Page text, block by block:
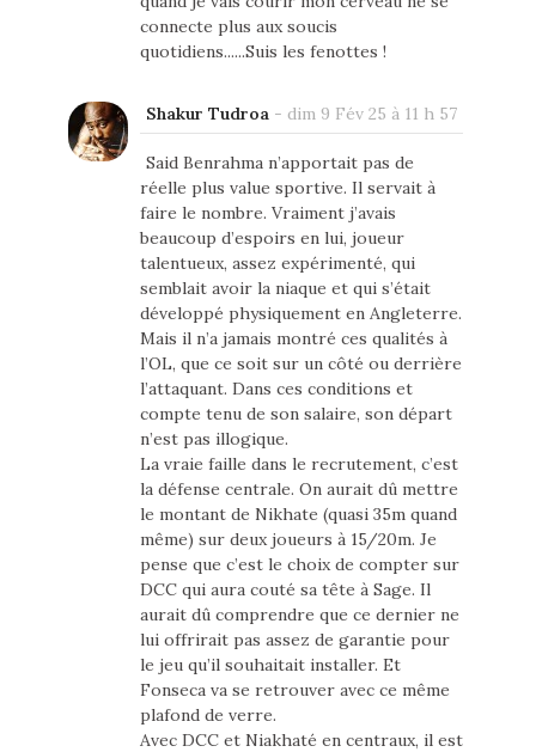
connecte plus aux soucis
quotidiens......Suis les fenottes !
Shakur Tudroa - dim 9 Fév 25 à 11 h 57
Said Benrahma n’apportait pas de
réelle plus value sportive. Il servait à
faire le nombre. Vraiment j’avais
beaucoup d’espoirs en lui, joueur
talentueux, assez expérimenté, qui
semblait avoir la niaque et qui s’était
développé physiquement en Angleterre.
Mais il n’a jamais montré ces qualités à
l’OL, que ce soit sur un côté ou derrière
l’attaquant. Dans ces conditions et
compte tenu de son salaire, son départ
n’est pas illogique.
La vraie faille dans le recrutement, c’est
la défense centrale. On aurait dû mettre
le montant de Nikhate (quasi 35m quand
même) sur deux joueurs à 15/20m. Je
pense que c’est le choix de compter sur
DCC qui aura couté sa tête à Sage. Il
aurait dû comprendre que ce dernier ne
lui offrirait pas assez de garantie pour
le jeu qu’il souhaitait installer. Et
Fonseca va se retrouver avec ce même
plafond de verre.
Avec DCC et Niakhaté en centraux, il est